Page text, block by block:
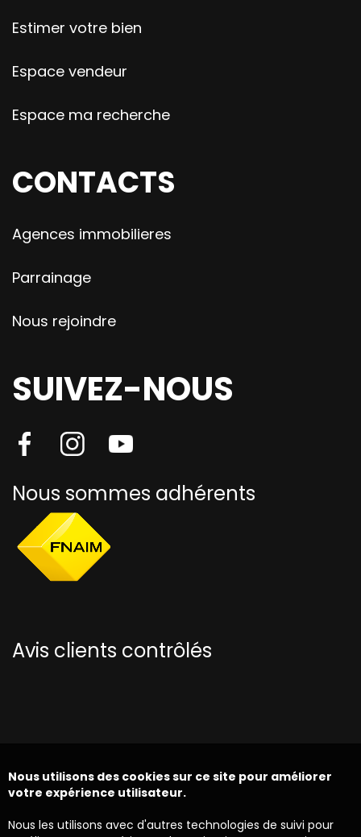
Estimer votre bien
Espace vendeur
Espace ma recherche
CONTACTS
Agences immobilieres
Parrainage
Nous rejoindre
SUIVEZ-NOUS
Nous sommes adhérents
Avis clients contrôlés
Nous utilisons des cookies sur ce site pour améliorer
votre expérience utilisateur.
Nous les utilisons avec d'autres technologies de suivi pour